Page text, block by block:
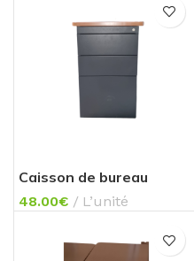
Caisson de bureau
48.00€ L’unité